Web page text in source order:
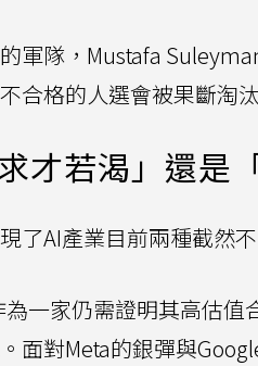
軍隊，Mustafa
合格的人選會被果斷淘
才若渴」還是
了AI產業目前兩種截然
一家仍需證明其高估
面對Meta的銀彈與